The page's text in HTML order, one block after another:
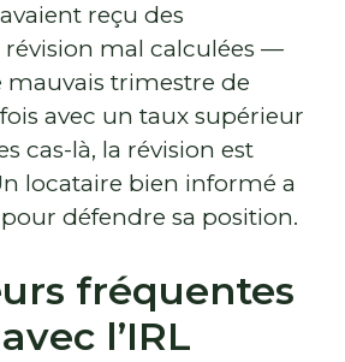
reçu des
mal calculées —
mauvais trimestre de
avec un taux supérieur
cas-là, la révision est
locataire bien informé a
défendre sa position.
fréquentes
l’IRL